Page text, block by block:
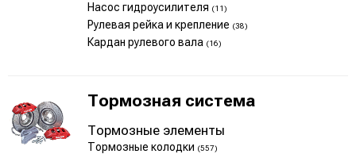
Насос гидроусилителя (11)
Рулевая рейка и крепление (38)
Кардан рулевого вала (16)
Тормозная система
Тормозные элементы
Тормозные колодки (557)